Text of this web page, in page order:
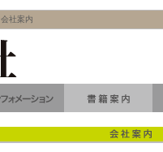
会社案内